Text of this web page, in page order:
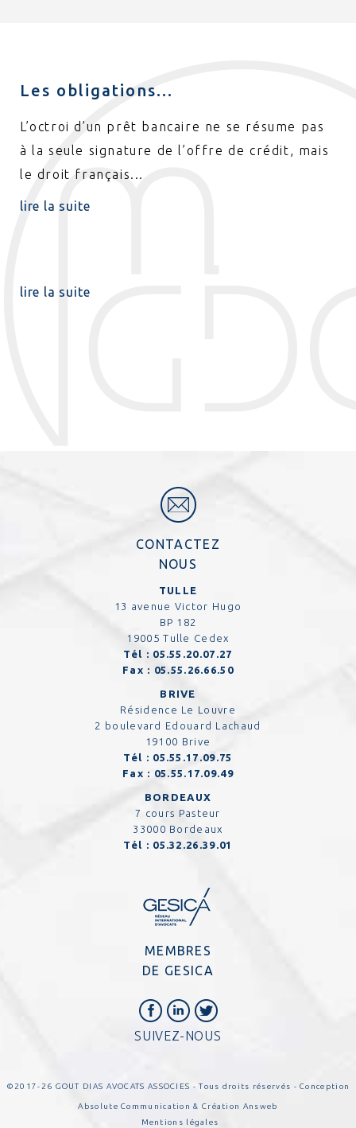
Les obligations...
L’octroi d’un prêt bancaire ne se résume pas
à la seule signature de l’offre de crédit, mais
le droit français...
lire la suite
lire la suite
CONTACTEZ
NOUS
TULLE
13 avenue Victor Hugo
BP 182
19005 Tulle Cedex
Tél : 05.55.20.07.27
Fax : 05.55.26.66.50
BRIVE
Résidence Le Louvre
2 boulevard Edouard Lachaud
19100 Brive
Tél : 05.55.17.09.75
Fax : 05.55.17.09.49
BORDEAUX
7 cours Pasteur
33000 Bordeaux
Tél : 05.32.26.39.01
MEMBRES
DE GESICA
SUIVEZ-NOUS
©2017-26 GOUT DIAS AVOCATS ASSOCIES - Tous droits réservés - Conception
Absolute Communication& Création Answeb
Mentions légales